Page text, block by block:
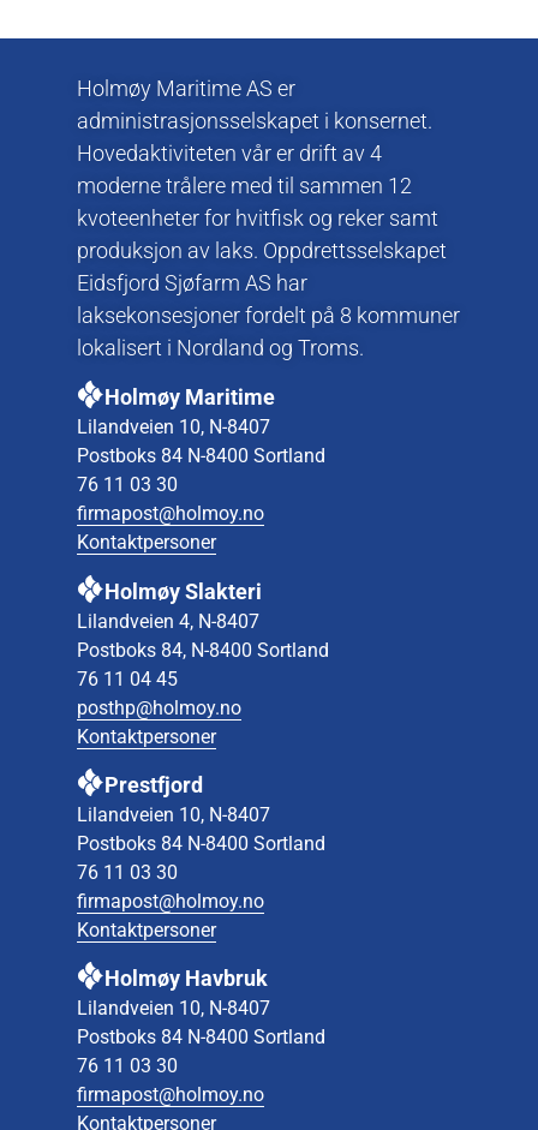
Holmøy Maritime AS er
administrasjonsselskapet i konsernet.
Hovedaktiviteten vår er drift av 4
moderne trålere med til sammen 12
kvoteenheter for hvitfisk og reker samt
produksjon av laks. Oppdrettsselskapet
Eidsfjord Sjøfarm AS har
laksekonsesjoner fordelt på 8 kommuner
lokalisert i Nordland og Troms.
Holmøy Maritime
Lilandveien 10, N-8407
Postboks 84 N-8400 Sortland
76 11 03 30
firmapost@holmoy.no
Kontaktpersoner
Holmøy Slakteri
Lilandveien 4, N-8407
Postboks 84, N-8400 Sortland
76 11 04 45
posthp@holmoy.no
Kontaktpersoner
Prestfjord
Lilandveien 10, N-8407
Postboks 84 N-8400 Sortland
76 11 03 30
firmapost@holmoy.no
Kontaktpersoner
Holmøy Havbruk
Lilandveien 10, N-8407
Postboks 84 N-8400 Sortland
76 11 03 30
firmapost@holmoy.no
Kontaktpersoner